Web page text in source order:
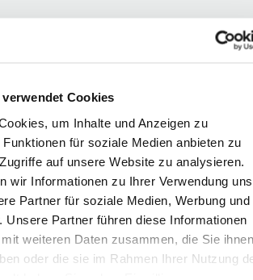
verwendet Cookies
um Inhalte und Anzeigen zu
für soziale Medien anbieten zu
auf unsere Website zu analysieren.
wir Informationen zu Ihrer Verwendung
Partner für soziale Medien, Werbung und
Unsere Partner führen diese Informationen
weiteren Daten zusammen, die Sie ihnen
oder die sie im Rahmen Ihrer Nutzung